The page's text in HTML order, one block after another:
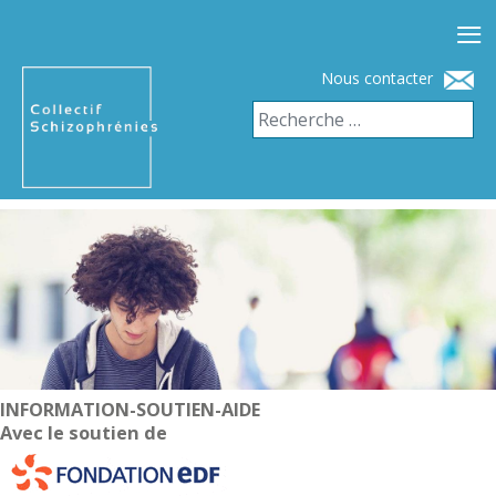
Nous contacter
INFORMATION-SOUTIEN-AIDE
Avec le soutien de
≡